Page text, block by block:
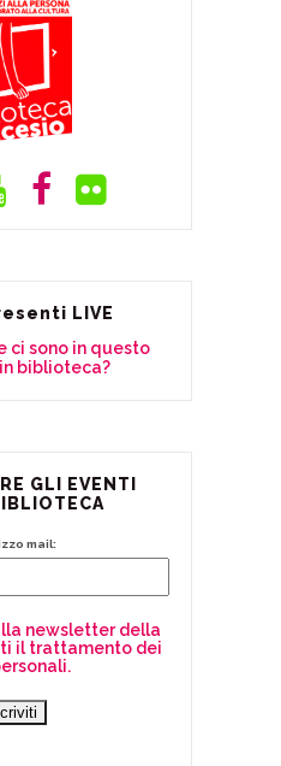
LIVE
ci sono in questo
biblioteca?
GLI EVENTI
mail:
newsletter della
il trattamento dei